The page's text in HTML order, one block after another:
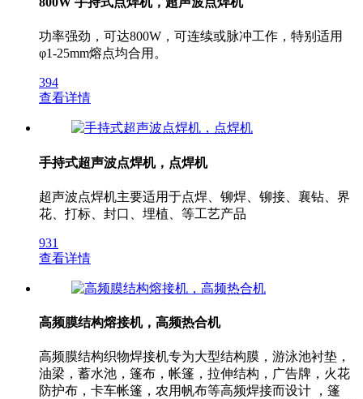
功率强劲，可达800W，可连续或脉冲工作，特别适用
φ1-25mm熔点均合用。
394
查看详情
手持式超声波点焊机，点焊机
超声波点焊机主要适用于点焊、铆焊、铆接、襄钻、界
花、打标、封口、埋植、等工艺产品
931
查看详情
高频膜结构熔接机，高频热合机
高频膜结构织物焊接机专为大型结构膜，游泳池衬垫，
油梁，蓄水池，篷布，帐篷，拉伸结构，广告牌，火花
防护布，卡车帐篷，农用帆布等高频焊接而设计 ，篷